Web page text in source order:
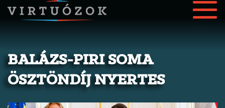
BALÁZS-PIRI SOMA
ÖSZTÖNDÍJ NYERTES